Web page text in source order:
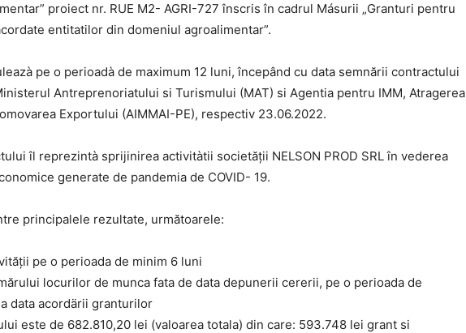
proiect nr. RUE M2- AGRI-727 înscris în cadrul Másurii „Granturi pentru
entitatilor din domeniul agroalimentar”.
pe o perioadà de maximum 12 luni, începând cu data semnării contractului
Antreprenoriatului si Turismului (MAT) si Agentia pentru IMM, Atragerea
Exportului (AIMMAI-PE), respectiv 23.06.2022.
îl reprezintà sprijinirea activitàtii societăţii NELSON PROD SRL în vederea
generate de pandemia de COVID- 19.
principalele rezultate, următoarele:
pe o perioada de minim 6 luni
locurilor de munca fata de data depunerii cererii, pe o perioada de
data acordärii granturilor
este de 682.810,20 lei (valoarea totala) din care: 593.748 lei grant si